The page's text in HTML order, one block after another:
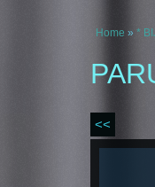
Home » *
<<